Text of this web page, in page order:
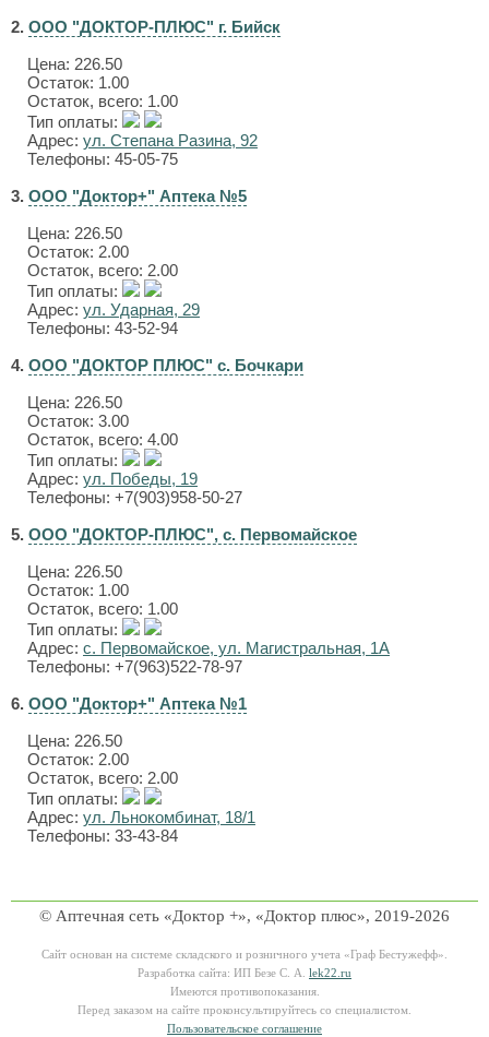
2. ООО "ДОКТОР-ПЛЮС" г. Бийск
Цена: 226.50
Остаток: 1.00
Остаток, всего: 1.00
Тип оплаты:
Адрес: ул. Степана Разина, 92
Телефоны: 45-05-75
3. ООО "Доктор+" Аптека №5
Цена: 226.50
Остаток: 2.00
Остаток, всего: 2.00
Тип оплаты:
Адрес: ул. Ударная, 29
Телефоны: 43-52-94
4. ООО "ДОКТОР ПЛЮС" с. Бочкари
Цена: 226.50
Остаток: 3.00
Остаток, всего: 4.00
Тип оплаты:
Адрес: ул. Победы, 19
Телефоны: +7(903)958-50-27
5. ООО "ДОКТОР-ПЛЮС", с. Первомайское
Цена: 226.50
Остаток: 1.00
Остаток, всего: 1.00
Тип оплаты:
Адрес: с. Первомайское, ул. Магистральная, 1А
Телефоны: +7(963)522-78-97
6. ООО "Доктор+" Аптека №1
Цена: 226.50
Остаток: 2.00
Остаток, всего: 2.00
Тип оплаты:
Адрес: ул. Льнокомбинат, 18/1
Телефоны: 33-43-84
© Аптечная сеть «Доктор +», «Доктор плюс», 2019-2026
Сайт основан на системе складского и розничного учета «Граф Бестужефф».
Разработка сайта: ИП Безе С. А. lek22.ru
Имеются противопоказания.
Перед заказом на сайте проконсультируйтесь со специалистом.
Пользовательское соглашение